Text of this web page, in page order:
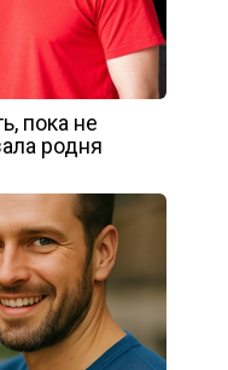
пока не
родня